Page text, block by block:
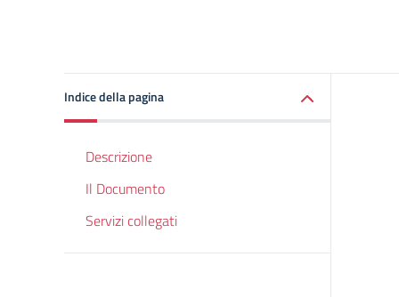
Indice della pagina
Descrizione
Il Documento
Servizi collegati